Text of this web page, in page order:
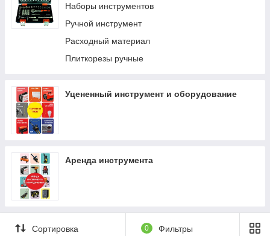
Расходные/комплектующие материалы для
Краскопульты
Гайковерты
Отбойный молоток
Сабельные пилы
Наборы инструментов
Ручной инструмент
Расходный материал
Плиткорезы ручные
Уцененный инструмент и оборудование
Аренда инструмента
Сортировка 0 Фильтры